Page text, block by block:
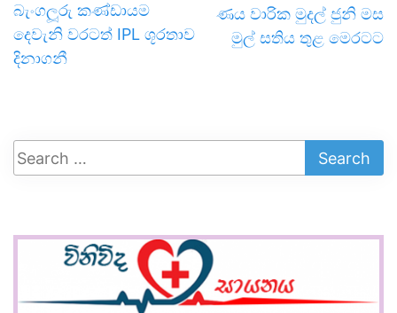
බැංගලූරු කණ්ඩායම
දෙවැනි වරටත් IPL ශූරතාව
දිනාගනී
ණය වාරික මුදල් ජුනි මස
මුල් සතිය තුළ මෙරටට